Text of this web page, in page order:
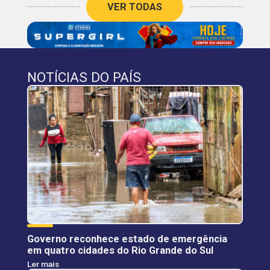
VER TODAS
NOTÍCIAS DO PAÍS
Governo reconhece estado de emergência
em quatro cidades do Rio Grande do Sul
Ler mais